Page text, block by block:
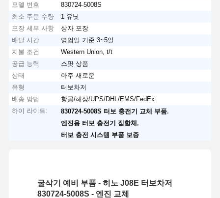
모델 번호
830724-5008S
최소 주문 수량
1 유닛
포장 세부 사항
상자 포장
배달 시간
영업일 기준 3~5일
지불 조건
Western Union, t/t
공급 능력
스팟 상품
상태
아주 새로운
유형
터보차저
배송 방법
항공/해상/UPS/DHL/EMS/FedEx
하이 라이트:
830724-5008S 터보 충전기 교체 부품
엔진용 터보 충전기 집합체
터보 충전 시스템 부품 보증
굴삭기 예비 부품 - 히노 J08E 터보차저
830724-5008S - 엔진 교체